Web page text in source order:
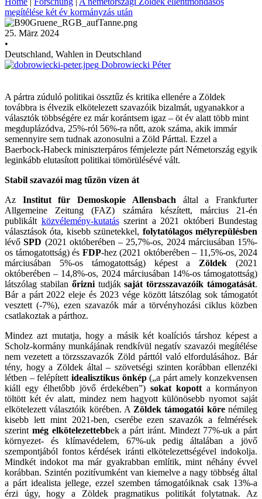
megítélése két év kormányzás után
25. März 2024
•
Deutschland, Wahlen in Deutschland
Dobrowiecki Péter
A pártra zúduló politikai össztűz és kritika ellenére a Zöldek
továbbra is élvezik elkötelezett szavazóik bizalmát, ugyanakkor a
választók többségére ez már korántsem igaz – öt év alatt több mint
megduplázódva, 25%-ról 56%-ra nőtt, azok száma, akik immár
semennyire sem tudnak azonosulni a Zöld Párttal. Ezzel a
Baerbock-Habeck miniszterpáros fémjelezte párt Németország egyik
leginkább elutasított politikai tömörülésévé vált.
Stabil szavazói mag tűzön vízen át
Az Institut für Demoskopie Allensbach által a Frankfurter
Allgemeine Zeitung (FAZ) számára készített, március 21-én
publikált közvélemény-kutatásszerint a 2021 októberi Bundestag
választások óta, kisebb szünetekkel, folytatólagos mélyrepülésben
lévőSPD (2021 októberében – 25,7%-os, 2024 márciusában 15%-
os támogatottság) és FDP-hez (2021 októberében – 11,5%-os, 2024
márciusában 5%-os támogatottság) képest a Zöldek (2021
októberében – 14,8%-os, 2024 márciusában 14%-os támogatottság)
látszólag stabilan őriznitudjáksaját törzsszavazóik támogatását.
Bár a párt 2022 eleje és 2023 vége között látszólag sok támogatót
vesztett (-7%), ezen szavazók már a törvényhozási ciklus közben
csatlakoztak a párthoz.
Mindez azt mutatja, hogy a másik két koalíciós társhoz képest a
Scholz-kormány munkájának rendkívül negatív szavazói megítélése
nem vezetett a törzsszavazók Zöld párttól való elfordulásához. Bár
tény, hogy a Zöldek által – szövetségi szinten korábban ellenzéki
létben – felépített idealisztikus önkép(„a párt amely konzekvensen
kiáll egy élhetőbb jövő érdekében”) sokat kopott a kormányon
töltött két év alatt, mindez nem hagyott különösebb nyomot saját
elkötelezett választóik körében. A Zöldek támogatói körenémileg
kisebb lett mint 2021-ben, cserébe ezen szavazók a felmérések
szerint még elkötelezettebbek a párt iránt. Mindezt 77%-uk a párt
környezet- és klímavédelem, 67%-uk pedig általában a jövő
szempontjából fontos kérdések iránti elkötelezettségével indokolja.
Mindkét indokot ma már gyakrabban említik, mint néhány évvel
korábban. Szintén pozitívumként van kiemelve a nagy többség által
a párt idealista jellege, ezzel szemben támogatóiknak csak 13%-a
érzi úgy, hogy a Zöldek pragmatikus politikát folytatnak. Az